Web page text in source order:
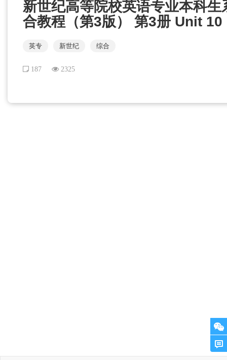
新世纪高等院校英语专业本科
合教程（第3版） 第3册 Unit 10
英专 新世纪 综合
187 2325